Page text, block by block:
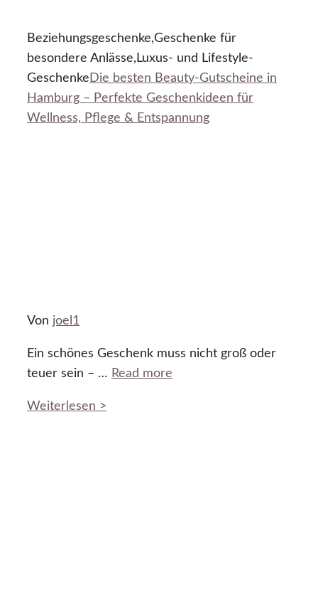
Beziehungsgeschenke,Geschenke für
besondere Anlässe,Luxus- und Lifestyle-
Geschenke Die besten Beauty-Gutscheine in
Hamburg – Perfekte Geschenkideen für
Wellness, Pflege & Entspannung
Von joel1
Ein schönes Geschenk muss nicht groß oder
teuer sein – … Read more
Weiterlesen >